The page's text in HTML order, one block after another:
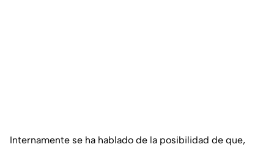
Internamente se ha hablado de la posibilidad de que,